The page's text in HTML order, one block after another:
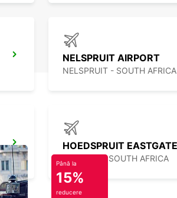
NELSPRUIT AIRPORT
NELSPRUIT - SOUTH AFRICA
LIMPOPO - SOUTH AFRICA
Până la
15%
reducere